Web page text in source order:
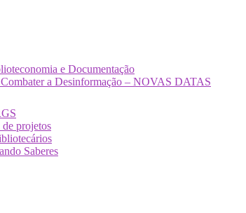
e Documentação
a Desinformação – NOVAS DATAS
projetos
Saberes